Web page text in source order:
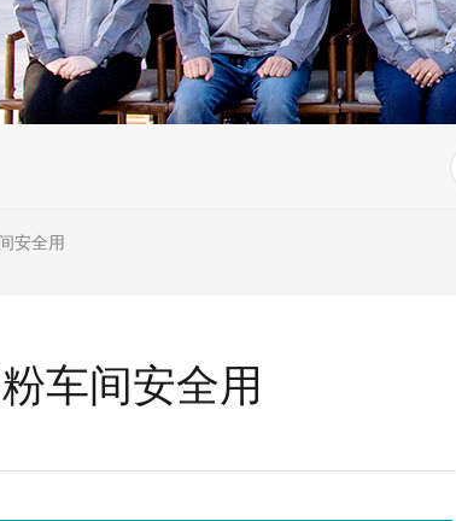
安全用
车间安全用